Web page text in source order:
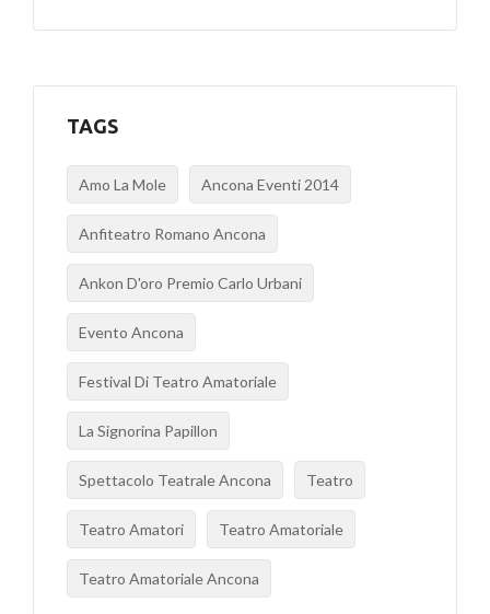
TAGS
Amo La Mole Ancona Eventi 2014
Anfiteatro Romano Ancona
Ankon D'oro Premio Carlo Urbani
Evento Ancona
Festival Di Teatro Amatoriale
La Signorina Papillon
Spettacolo Teatrale Ancona Teatro
Teatro Amatori Teatro Amatoriale
Teatro Amatoriale Ancona